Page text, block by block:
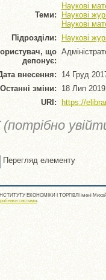
Теми:
Наукові
Наукові
Наукові
Підрозділи:
Наукові
що
депонує:
внесення:
14 Груд
Останні зміни: 18 Лип 2019
URI:
https://
(потрібно
Перегляд елементу
ЕКОНОМІКИ І ТОРГІВЛІ імені
системи